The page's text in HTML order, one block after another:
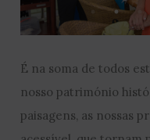
É na soma de todos
nosso património
paisagens, as nossas